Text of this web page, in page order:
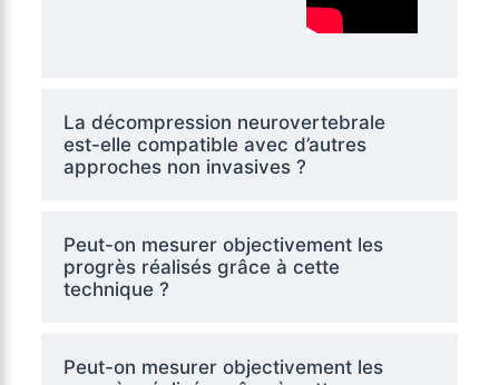
La décompression neurovertebrale
est-elle compatible avec d’autres
approches non invasives ?
Peut-on mesurer objectivement les
progrès réalisés grâce à cette
technique ?
Peut-on mesurer objectivement les